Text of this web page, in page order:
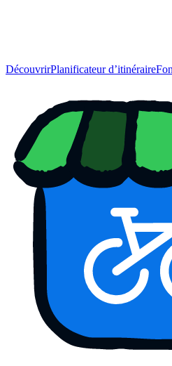
DécouvrirPlanificateur d’itinéraire